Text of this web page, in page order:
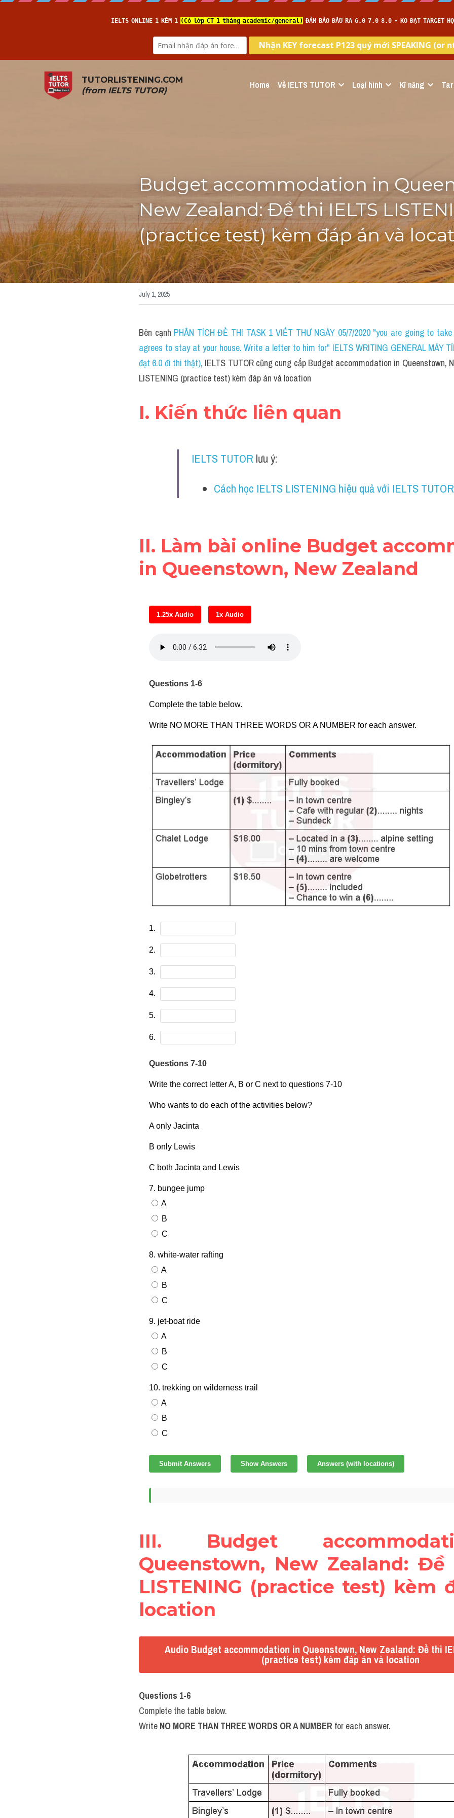
TUTORLISTENING.COM
(from IELTS TUTOR) Home Về IELTS TUTOR Loại hình Kĩ năng
Budget accommodation in
New Zealand: Đề thi IELTS
(practice test) kèm đáp án và
July 1, 2025
Bên cạnh PHÂN TÍCH ĐỀ THI TASK 1 VIẾT THƯ NGÀY 05/7/2020 "you are going to
agrees to stay at your house. Write a letter to him for" IELTS WRITING GENERAL MÁY
đạt 6.0 đi thi thật), IELTS TUTOR cũng cung cấp Budget accommodation in Queenstown,
LISTENING (practice test) kèm đáp án và location
I. Kiến thức liên quan
IELTS TUTOR lưu ý:
Cách học IELTS LISTENING hiệu quả với IELTS TUTOR
II. Làm bài online Budget
in Queenstown, New Zealand
III. Budget
Queenstown, New Zealand: Đề
LISTENING (practice test) kèm
location
Audio Budget accommodation in Queenstown, New Zealand: Đề thi
(practice test) kèm đáp án và location
Questions 1-6
Complete the table below.
Write NO MORE THAN THREE WORDS OR A NUMBER for each answer.